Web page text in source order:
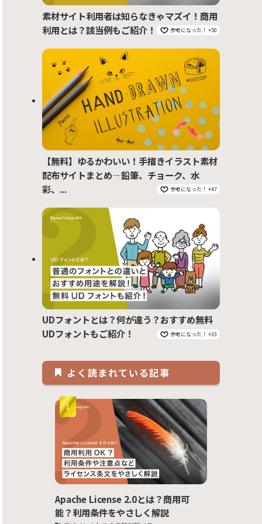
素材サイト利用者は知らなきゃマズイ！商用
利用とは？該当例もご紹介！
参考になった！ +50
【無料】ゆるかわいい！手描きイラスト素材
配布サイトまとめ―鉛筆、チョーク、水
彩、...
参考になった！ +47
UDフォントとは？何が違う？おすすめ無料
UDフォントもご紹介！
参考になった！ +33
よく読まれている記事
Apache License 2.0とは？商用可
能？利用条件をやさしく解説